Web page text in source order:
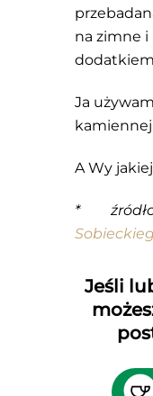
na zimne i
Ja
kamiennej
A Wy
*
Jeśli